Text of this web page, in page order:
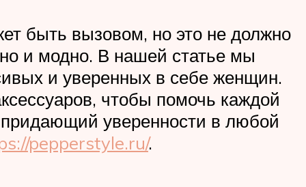
быть вызовом, но это не должно
и модно. В нашей статье мы
и уверенных в себе женщин.
чтобы помочь каждой
уверенности в любой
pepperstyle.ru/.